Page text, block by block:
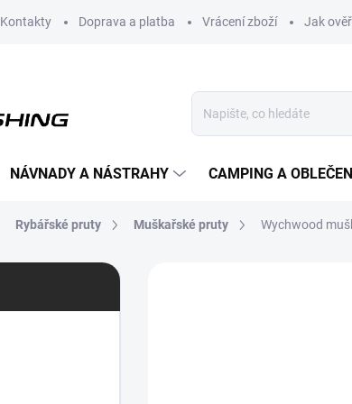
Kontakty Doprava a platba Vrácení zboží Jak
NÁVNADY A NÁSTRAHY CAMPING A
Rybářské pruty Muškařské pruty Wychwood